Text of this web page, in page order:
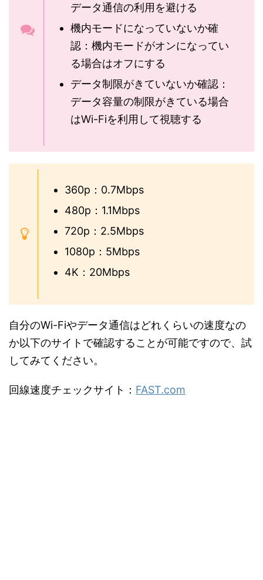
データ通信の利用を避ける
機内モードになっていないか確
認：機内モードがオンになってい
る場合はオフにする
データ制限がきていないか確認：
データ容量の制限がきている場合
はWi-Fiを利用して視聴する
360p：0.7Mbps
480p：1.1Mbps
720p：2.5Mbps
1080p：5Mbps
4K：20Mbps
自分のWi-Fiやデータ通信はどれくらいの速度なの
か以下のサイトで確認することが可能ですので、試
してみてください。
回線速度チェックサイト： FAST.com